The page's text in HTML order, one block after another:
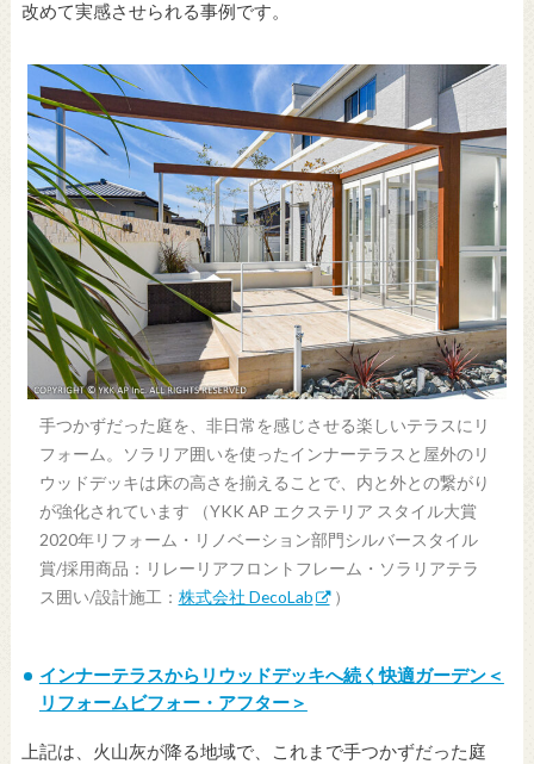
改めて実感させられる事例です。
手つかずだった庭を、非日常を感じさせる楽しいテラスにリ
フォーム。ソラリア囲いを使ったインナーテラスと屋外のリ
ウッドデッキは床の高さを揃えることで、内と外との繋がり
が強化されています （YKK AP エクステリア スタイル大賞
2020年リフォーム・リノベーション部門シルバースタイル
賞/採用商品：リレーリアフロントフレーム・ソラリアテラ
ス囲い/設計施工： 株式会社 DecoLab ）
インナーテラスからリウッドデッキへ続く快適ガーデン＜
リフォームビフォー・アフター＞
上記は、火山灰が降る地域で、これまで手つかずだった庭